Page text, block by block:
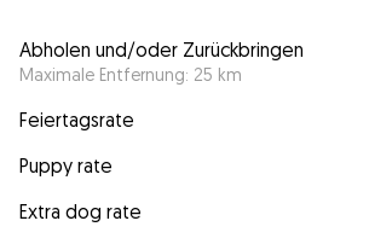
Abholen und/oder Zurückbringen
Maximale Entfernung: 25 km
Feiertagsrate
Puppy rate
Extra dog rate